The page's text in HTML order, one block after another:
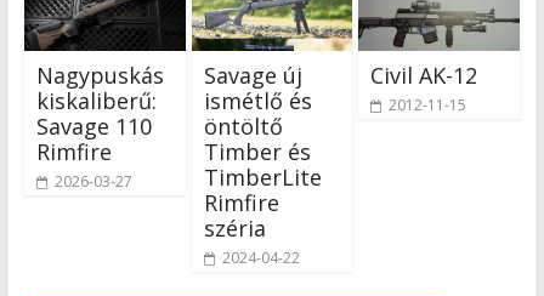
Nagypuskás
kiskaliberű:
Savage 110
Rimfire
2026-03-27
Savage új
ismétlő és
öntöltő
Timber és
TimberLite
Rimfire
széria
2024-04-22
Civil AK-12
2012-11-15